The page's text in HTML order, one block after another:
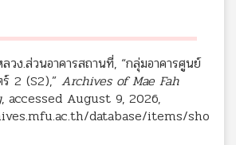
วง.ส่วนอาคารสถานที่, “กลุ่มอาคารศูนย์
2 (S2),” Archives of Mae Fah
, accessed August 9, 2026,
database/items/sho